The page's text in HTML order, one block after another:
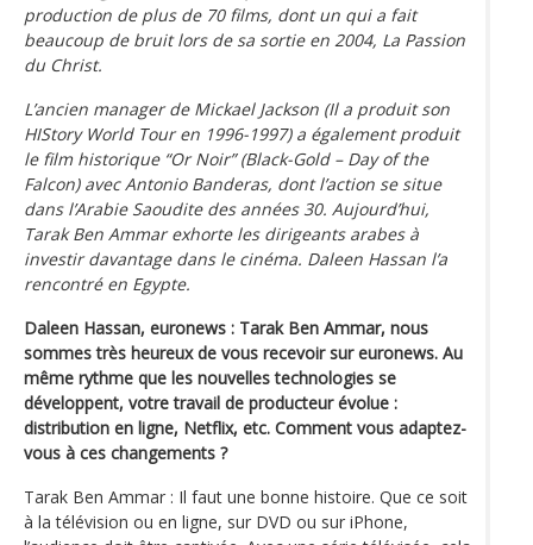
production de plus de 70 films, dont un qui a fait
beaucoup de bruit lors de sa sortie en 2004, La Passion
du Christ.
L’ancien manager de Mickael Jackson (Il a produit son
HIStory World Tour en 1996-1997) a également produit
le film historique “Or Noir” (Black-Gold – Day of the
Falcon) avec Antonio Banderas, dont l’action se situe
dans l’Arabie Saoudite des années 30. Aujourd’hui,
Tarak Ben Ammar exhorte les dirigeants arabes à
investir davantage dans le cinéma. Daleen Hassan l’a
rencontré en Egypte.
Daleen Hassan, euronews : Tarak Ben Ammar, nous
sommes très heureux de vous recevoir sur euronews. Au
même rythme que les nouvelles technologies se
développent, votre travail de producteur évolue :
distribution en ligne, Netflix, etc. Comment vous adaptez-
vous à ces changements ?
Tarak Ben Ammar : Il faut une bonne histoire. Que ce soit
à la télévision ou en ligne, sur DVD ou sur iPhone,